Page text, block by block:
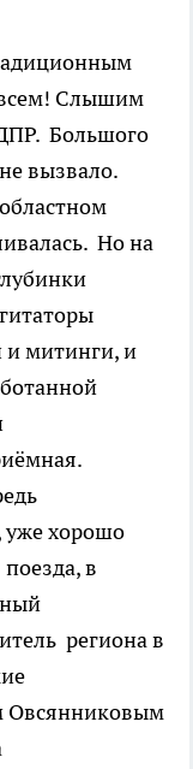
Слышим
Большого
вызвало.
Но на
и митинги, и
хорошо
в
региона в
Овсянниковым